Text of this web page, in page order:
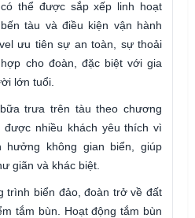
thể được sắp xếp linh hoạt
tàu và điều kiện vận hành
ưu tiên sự an toàn, sự thoải
cho đoàn, đặc biệt với gia
lớn tuổi.
trưa trên tàu theo chương
nhiều khách yêu thích vì
không gian biển, giúp
giãn và khác biệt.
trình biển đảo, đoàn trở về đất
tắm bùn. Hoạt động tắm bùn